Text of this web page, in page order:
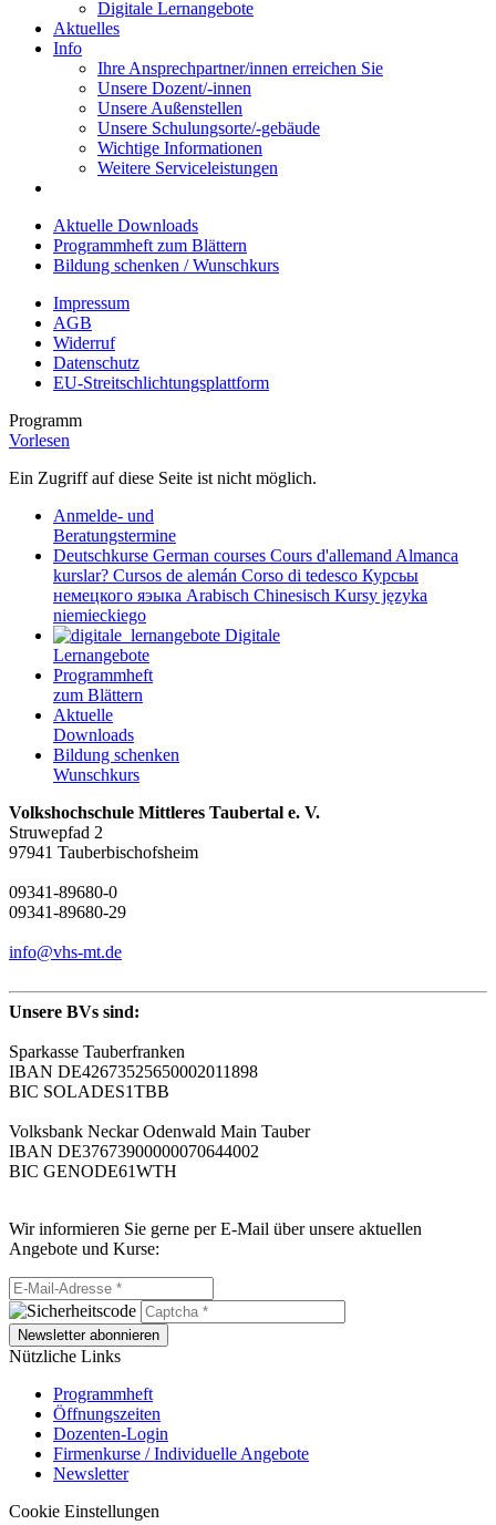
Digitale Lernangebote
Aktuelles
Info
Ihre Ansprechpartner/innen erreichen Sie
Unsere Dozent/-innen
Unsere Außenstellen
Unsere Schulungsorte/-gebäude
Wichtige Informationen
Weitere Serviceleistungen
Aktuelle Downloads
Programmheft zum Blättern
Bildung schenken / Wunschkurs
Impressum
AGB
Widerruf
Datenschutz
EU-Streitschlichtungsplattform
Programm
Vorlesen
Ein Zugriff auf diese Seite ist nicht möglich.
Anmelde- und
Beratungstermine
Deutschkurse German courses Cours d'allemand Almanca
kurslar? Cursos de alemán Corso di tedesco Курсьы
немецкого яэыка Arabisch Chinesisch Kursy języka
niemieckiego
Digitale
Lernangebote
Programmheft
zum Blättern
Aktuelle
Downloads
Bildung schenken
Wunschkurs
Volkshochschule Mittleres Taubertal e. V.
Struwepfad 2
97941 Tauberbischofsheim
09341-89680-0
09341-89680-29
info@vhs-mt.de
Unsere BVs sind:
Sparkasse Tauberfranken
IBAN DE42673525650002011898
BIC SOLADES1TBB
Volksbank Neckar Odenwald Main Tauber
IBAN DE37673900000070644002
BIC GENODE61WTH
Wir informieren Sie gerne per E-Mail über unsere aktuellen
Angebote und Kurse:
Newsletter abonnieren
Nützliche Links
Programmheft
Öffnungszeiten
Dozenten-Login
Firmenkurse / Individuelle Angebote
Newsletter
Cookie Einstellungen